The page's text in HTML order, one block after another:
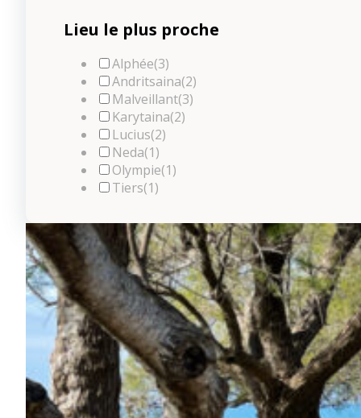
Lieu le plus proche
Alphée(3)
Andritsaina(2)
Malveillant(3)
Karytaina(2)
Lucius(2)
Neda(1)
Olympie(1)
Tiers(1)